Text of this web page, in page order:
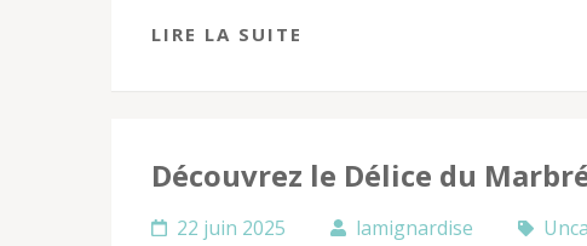
LIRE LA SUITE
Découvrez le Délice du
22 juin 2025 lamignardise